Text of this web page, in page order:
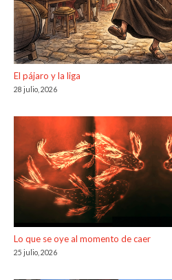
El pájaro y la liga
28 julio, 2026
Lo que se oye al momento de caer
25 julio, 2026